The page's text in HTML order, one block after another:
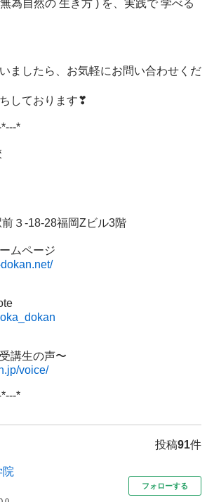
為自然の 生き方 ) を、実践で 学べる
ましたら、お気軽にお問い合わせくだ
しております❣
*
voice/
*
投稿91件
院
フォローする